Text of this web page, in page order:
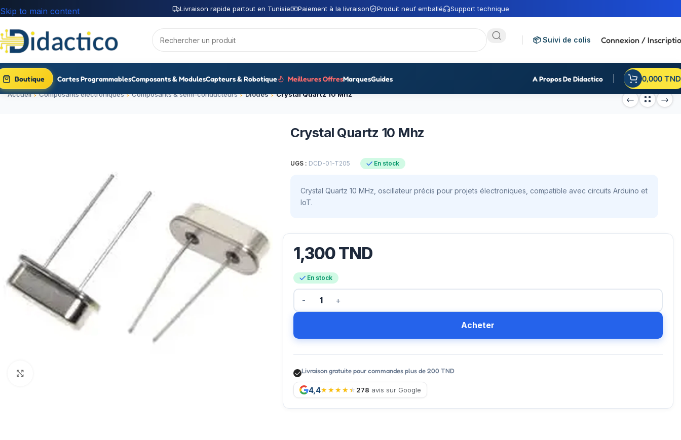
Livraison rapide partout en Tunisie Paiement à la livraison Produit neuf emballé Support technique
Skip to main content
📦 Suivi de colis Connexion /
Boutique Cartes ProgrammablesComposants & ModulesCapteurs & Robotique Meilleures OffresMarquesGuides A Propos De Didactico 0,000 TND
Accueil Composants électroniques Composants & semi-conducteurs Diodes Crystal Quartz 10 Mhz
Crystal Quartz 10 Mhz
UGS : DCD-01-T205 En stock
Crystal Quartz 10 MHz, oscillateur précis pour projets électroniques, compatible avec circuits Arduino et
IoT.
1,300TND
En stock
Acheter
Livraison gratuite pour commandes plus de 200 TND
4,4 278 avis sur Google